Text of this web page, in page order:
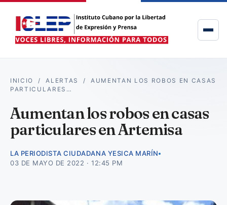
INICIO /ALERTAS /AUMENTAN LOS ROBOS EN CASAS
PARTICULARES…
Aumentan los robos en casas
particulares en Artemisa
LA PERIODISTA CIUDADANA YESICA MARÍN
03 DE MAYO DE 2022 · 12:45 PM